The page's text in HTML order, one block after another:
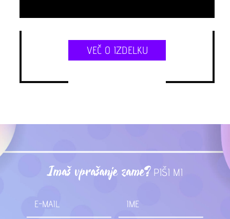
VEČ O IZDELKU
Imaš vprašanje zame? PIŠI MI